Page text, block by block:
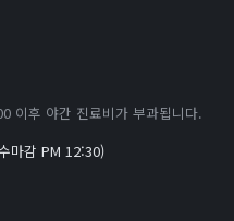
이후 야간 진료비가 부과됩니다.
마감 PM 12:30)